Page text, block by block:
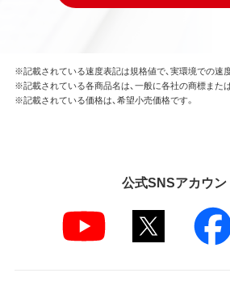
※記載されている速度表記は規格値で、実環境での速
※記載されている各商品名は、一般に各社の商標また
※記載されている価格は、希望小売価格です。
公式SNSアカウン